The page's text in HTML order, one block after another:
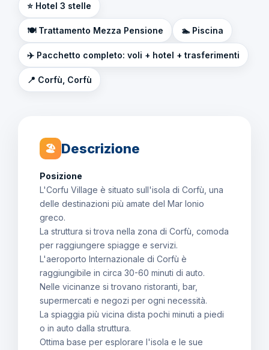
⭐ Hotel 3 stelle
🍽️ Trattamento Mezza Pensione 🏊 Piscina
✈️ Pacchetto completo: voli + hotel + trasferimenti
📍 Corfù, Corfù
🏖 Descrizione
Posizione
L'Corfu Village è situato sull'isola di Corfù, una
delle destinazioni più amate del Mar Ionio
greco.
La struttura si trova nella zona di Corfù, comoda
per raggiungere spiagge e servizi.
L'aeroporto Internazionale di Corfù è
raggiungibile in circa 30-60 minuti di auto.
Nelle vicinanze si trovano ristoranti, bar,
supermercati e negozi per ogni necessità.
La spiaggia più vicina dista pochi minuti a piedi
o in auto dalla struttura.
Ottima base per esplorare l'isola e le sue